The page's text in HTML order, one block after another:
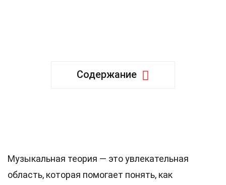
Содержание
Музыкальная теория — это увлекательная
область, которая помогает понять, как